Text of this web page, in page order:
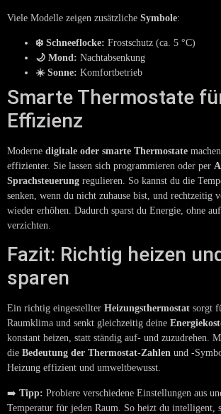
Viele Modelle zeigen zusätzliche Symbole:
❄️ Schneeflocke: Frostschutz (ca. 5 °C)
🌙 Mond: Nachtabsenkung
☀️ Sonne: Komfortbetrieb
Smarte Thermostate
Effizienz
Moderne digitale oder smarte Thermostate
effizienter. Sie lassen sich programmieren oder per
Sprachsteuerung regulieren. So kannst du die
senken, wenn du nicht zuhause bist, und rechtzeitig
wieder erhöhen. Dadurch sparst du Energie, ohne
verzichten.
Fazit: Richtig heizen
sparen
Ein richtig eingestellter Heizungsthermostat sorgt
Raumklima und senkt gleichzeitig deine
konstant heizen, statt ständig auf- und zuzudrehen.
die Bedeutung der Thermostat-Zahlen und -
Heizung effizient und umweltbewusst.
➡️ Tipp: Probiere verschiedene Einstellungen aus
Temperatur für jeden Raum. So heizt du intelligent,